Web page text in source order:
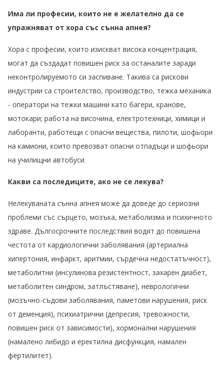
Има ли професии, които не е желателно да се
упражняват от хора със сънна апнея?
Хора с професии, които изискват висока концентрация,
могат да създадат повишен риск за останалите заради
неконтролируемото си заспиване. Такива са рискови
индустрии са строителство, производство, тежка механика
- оператори на тежки машини като багери, кранове,
мотокари; работа на височина, електротехници, химици и
лаборанти, работещи с опасни вещества, пилоти, шофьори
на камиони, които превозват опасни отпадъци и шофьори
на училищни автобуси.
Какви са последиците, ако не се лекува?
Нелекуваната сънна апнея може да доведе до сериозни
проблеми със сърцето, мозъка, метаболизма и психичното
здраве. Дългосрочните последствия водят до повишена
честота от кардиологични заболявания (артериална
хипертония, инфаркт, аритмии, сърдечна недостатъчност),
метаболитни (инсулинова резистентност, захарен диабет,
метаболитен синдром, затлъстяване), неврологични
(мозъчно-съдови заболявания, паметови нарушения, риск
от деменция), психиатрични (депресия, тревожности,
повишен риск от зависимости), хормонални нарушения
(намалено либидо и еректилна дисфункция, намален
фертилитет).